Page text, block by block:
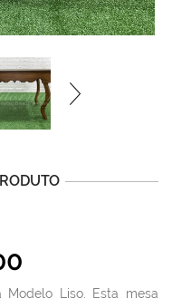
Modelo Liso. Esta mesa